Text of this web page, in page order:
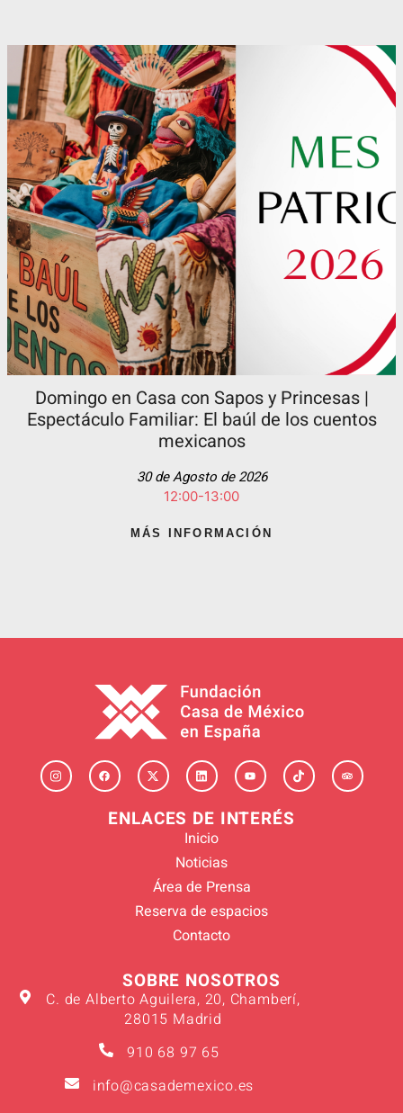
Domingo en Casa con Sapos y Princesas |
Espectáculo Familiar: El baúl de los cuentos
mexicanos
30 de Agosto de 2026
12:00-13:00
MÁS INFORMACIÓN
ENLACES DE INTERÉS
Inicio
Noticias
Área de Prensa
Reserva de espacios
Contacto
SOBRE NOSOTROS
C. de Alberto Aguilera, 20, Chamberí,
28015 Madrid
910 68 97 65
info@casademexico.es